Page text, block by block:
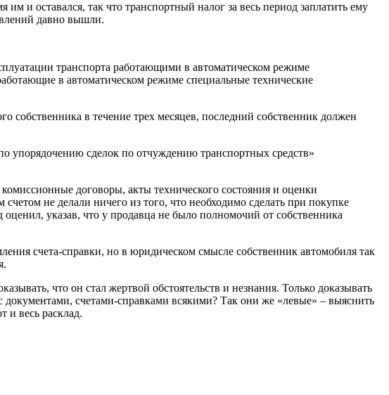
и оставался, так что транспортный налог за весь период заплатить ему
давно вышли.
транспорта работающими в автоматическом режиме
в автоматическом режиме специальные технические
в течение трех месяцев, последний собственник должен
упорядочению сделок по отчуждению транспортных средств»
договоры, акты технического состояния и оценки
не делали ничего из того, что необходимо сделать при покупке
указав, что у продавца не было полномочий от собственника
счета-справки, но в юридическом смысле собственник автомобиля так
что он стал жертвой обстоятельств и незнания. Только доказывать
документами, счетами-справками всякими? Так они же «левые» – выяснить
и весь расклад.